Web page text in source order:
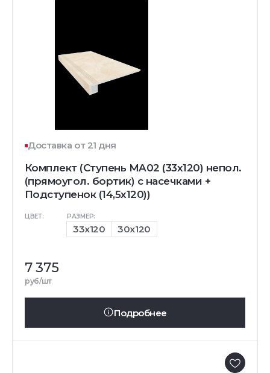
Доставка от 21 дня
Комплект (Ступень MA02 (33x120) непол.
(прямоугол. бортик) с насечками +
Подступенок (14,5x120))
ЦВЕТ: РАЗМЕР:
33x120 30x120
7 375
руб/шт
Подробнее